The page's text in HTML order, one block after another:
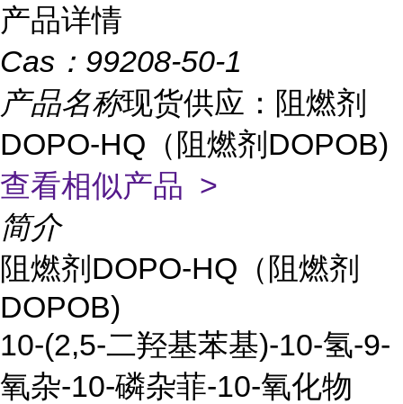
产品详情
Cas： 99208-50-1
产品名称现货供应：阻燃剂
DOPO-HQ（阻燃剂DOPOB)
查看相似产品 >
简介
阻燃剂DOPO-HQ（阻燃剂
DOPOB)
10-(2,5-二羟基苯基)-10-氢-9-
氧杂-10-磷杂菲-10-氧化物